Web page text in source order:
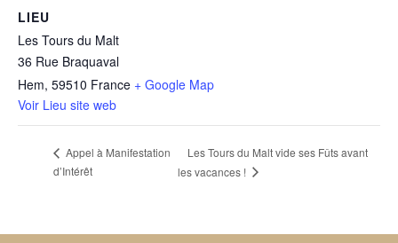
LIEU
Les Tours du Malt
36 Rue Braquaval
Hem, 59510 France + Google Map
Voir Lieu site web
Appel à Manifestation
d’Intérêt
Les Tours du Malt vide ses Fûts avant
les vacances !